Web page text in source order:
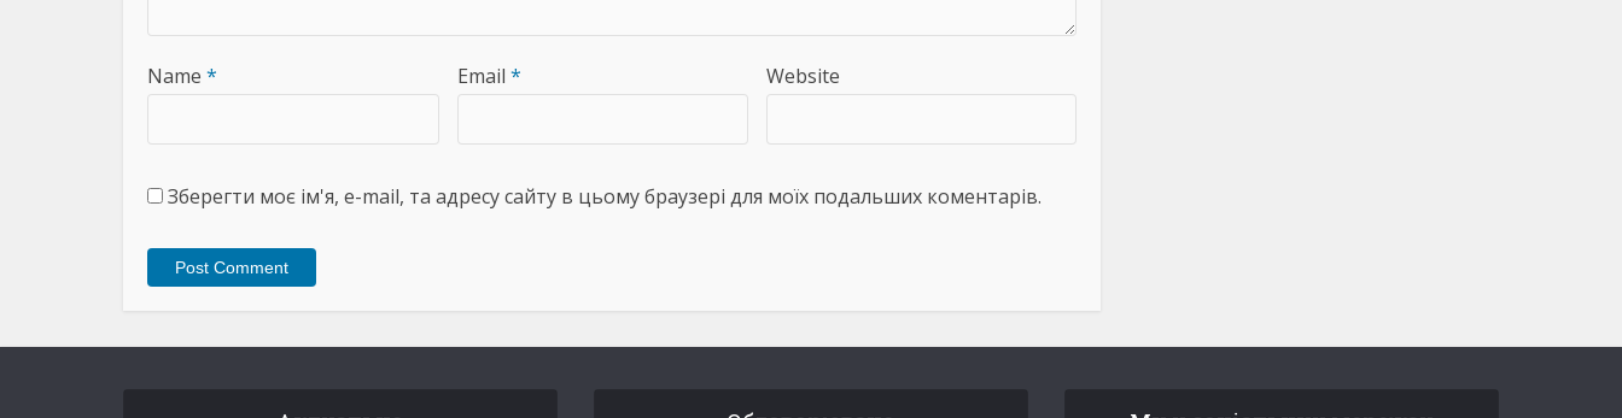
Name * Email * Website
Зберегти моє ім'я, e-mail, та адресу сайту в цьому браузері для моїх подальших коментарів.